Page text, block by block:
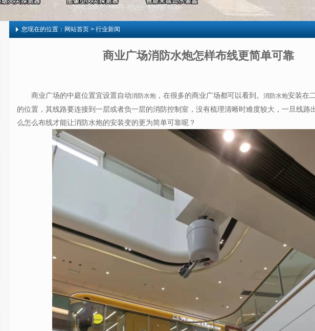
您现在的位置： 网站首页> 行业新闻
商业广场消防水炮怎样布线更简单可靠
商业广场的中庭位置宜设置自动消防水炮 ，在很多的商业广场都可以看到。 消防水炮安装在
的位置，其线路要连接到一层或者负一层的消防控制室，没有梳理清晰时难度较大，一旦线路
么怎么布线才能让消防水炮的安装变的更为简单可靠呢？